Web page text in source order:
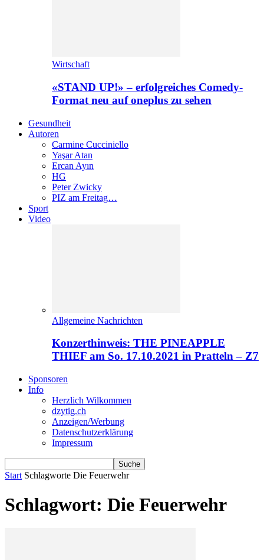
Wirtschaft
«STAND UP!» – erfolgreiches Comedy-
Format neu auf oneplus zu sehen
Gesundheit
Autoren
Carmine Cucciniello
Yaşar Atan
Ercan Ayın
HG
Peter Zwicky
PIZ am Freitag…
Sport
Video
Allgemeine Nachrichten
Konzerthinweis: THE PINEAPPLE
THIEF am So. 17.10.2021 in Pratteln – Z7
Sponsoren
Info
Herzlich Wilkommen
dzytig.ch
Anzeigen/Werbung
Datenschutzerklärung
Impressum
Start Schlagworte Die Feuerwehr
Schlagwort: Die Feuerwehr